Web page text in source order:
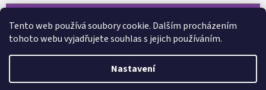
Tento web používá soubory cookie. Dalším procházením
tohoto webu vyjadřujete souhlas s jejich používáním.
Nastavení
Vytvořil Shoptet